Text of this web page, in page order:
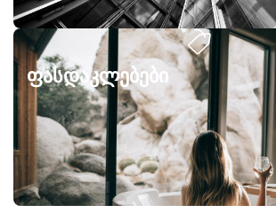
ფასდაკლებები